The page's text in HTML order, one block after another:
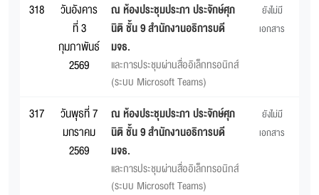
318
วันอังคาร
ที่ 3
กุมภาพันธ์
2569
ณ ห้องประชุมประภา ประจักษ์ศุภ
นิติ ชั้น 9 สำนักงานอธิการบดี
มจธ.
และการประชุมผ่านสื่ออิเล็กทรอนิกส์
(ระบบ Microsoft Teams)
ยังไม่มี
เอกสาร
317
วันพุธที่ 7
มกราคม
2569
ณ ห้องประชุมประภา ประจักษ์ศุภ
นิติ ชั้น 9 สำนักงานอธิการบดี
มจธ.
และการประชุมผ่านสื่ออิเล็กทรอนิกส์
(ระบบ Microsoft Teams)
ยังไม่มี
เอกสาร